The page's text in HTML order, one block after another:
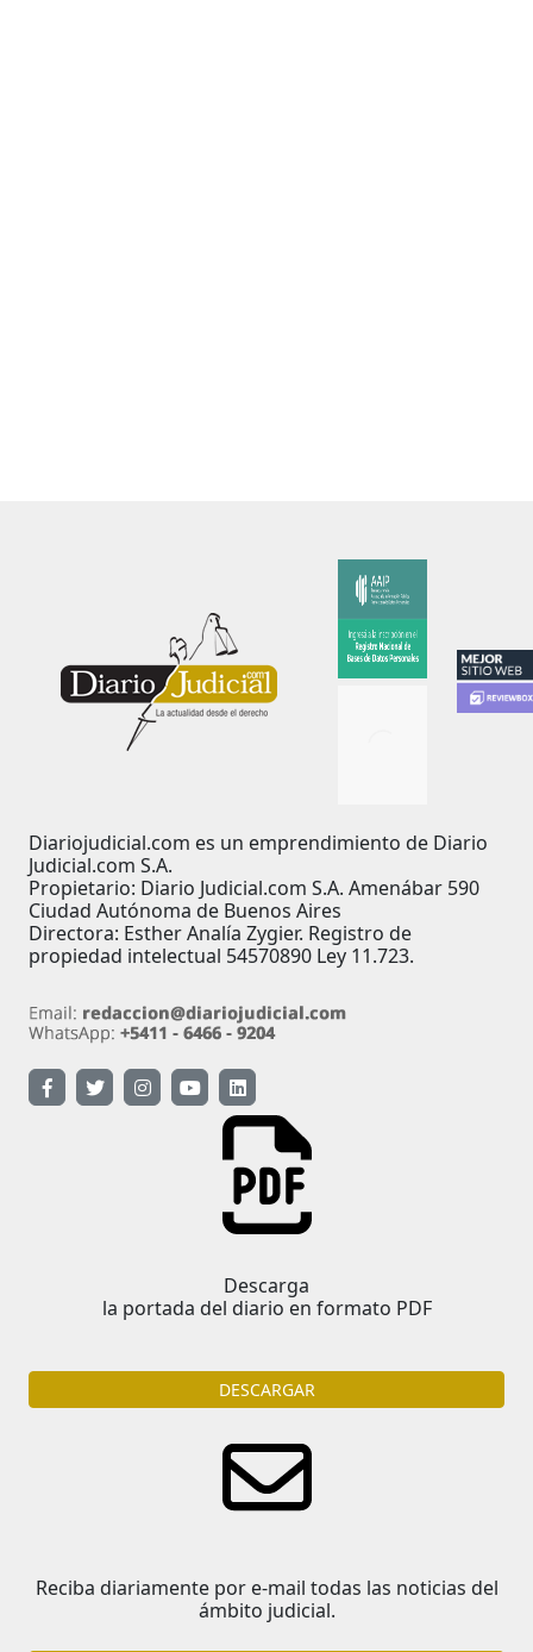
Diariojudicial.com es un emprendimiento de Diario
Judicial.com S.A.
Propietario: Diario Judicial.com S.A. Amenábar 590
Ciudad Autónoma de Buenos Aires
Directora: Esther Analía Zygier. Registro de
propiedad intelectual 54570890 Ley 11.723.
Descarga
la portada del diario en formato PDF
DESCARGAR
Reciba diariamente por e-mail todas las noticias del
ámbito judicial.